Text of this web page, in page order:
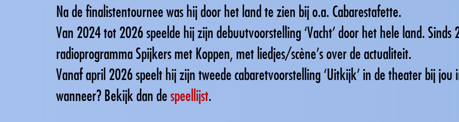
Na de finalistentournee was hij door het land te zien bij o.a. Cabarestafette.
Van 2024 tot 2026 speelde hij zijn debuutvoorstelling ‘Vacht’ door het hele land.
radioprogramma Spijkers met Koppen, met liedjes/scène's over de actualiteit.
Vanaf april 2026 speelt hij zijn tweede cabaretvoorstelling ‘Uitkijk’ in de theater bij
wanneer? Bekijk dan despeellijst.